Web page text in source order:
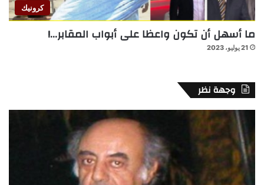
كرونيك
ما أسهل أن تكون واعظا على أبواب المقابر…!
21 يوليو، 2023
وجهة نظر